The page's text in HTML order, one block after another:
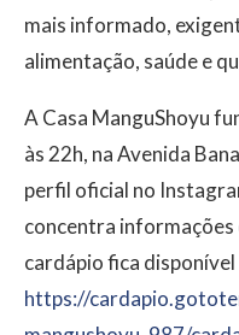
mais informado,
alimentação, saúde e
A Casa ManguShoyu
às 22h, na Avenida
perfil oficial no
concentra informações
cardápio fica disponível
https://